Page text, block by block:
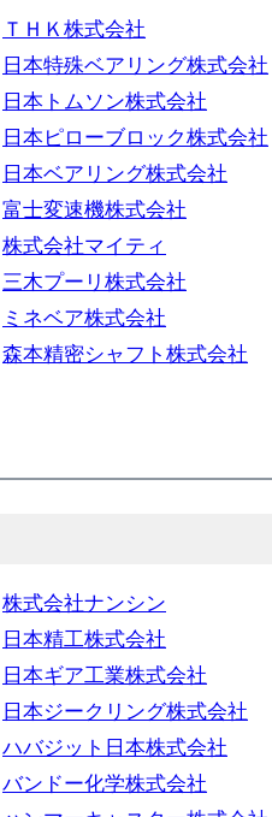
ＴＨＫ株式会社
日本特殊ベアリング株式会社
日本トムソン株式会社
日本ピローブロック株式会社
日本ベアリング株式会社
富士変速機株式会社
株式会社マイティ
三木プーリ株式会社
ミネベア株式会社
森本精密シャフト株式会社
株式会社ナンシン
日本精工株式会社
日本ギア工業株式会社
日本ジークリング株式会社
ハバジット日本株式会社
バンドー化学株式会社